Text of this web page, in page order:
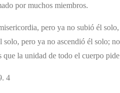
por muchos miembros.
pero ya no subió él
solo, pero ya no ascendió él solo;
la unidad de todo el cuerpo
4